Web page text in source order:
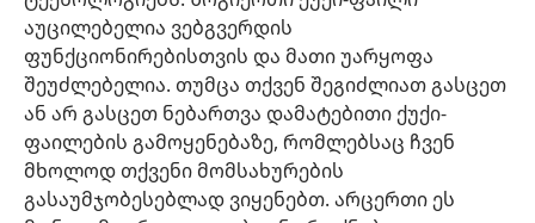
აუცილებელია ვებგვერდის
ფუნქციონირებისთვის და მათი უარყოფა
შეუძლებელია. თუმცა თქვენ შეგიძლიათ გასცეთ
ან არ გასცეთ ნებართვა დამატებითი ქუქი-
ფაილების გამოყენებაზე, რომლებსაც ჩვენ
მხოლოდ თქვენი მომსახურების
გასაუმჯობესებლად ვიყენებთ. არცერთი ეს
შესაწირავები
(გაიხსნება
ახალი
ფანჯარა)საგუშაგო კოშკის ონლაინ ბიბლიოთეკა™
(გაიხსნება
ახალი
ფანჯარა)JW Hub
(გაიხსნება
ახალი